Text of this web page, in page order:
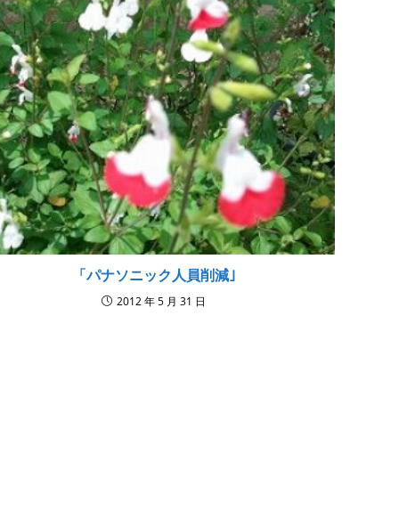
「パナソニック人員削減｣
2012 年 5 月 31 日